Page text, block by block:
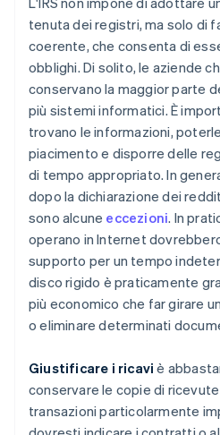
tenuta dei registri, ma solo di
coerente, che consenta di
obblighi. Di solito, le aziende
conservano la maggior parte
più sistemi informatici. È
trovano le informazioni,
piacimento e disporre delle
di tempo appropriato. In
dopo la dichiarazione dei
sono alcune eccezioni. In
operano in Internet
supporto per un tempo
disco rigido è praticamente
più economico che far girare
o eliminare determinati
Giustificare i ricavi è
conservare le copie di
transazioni particolarmente